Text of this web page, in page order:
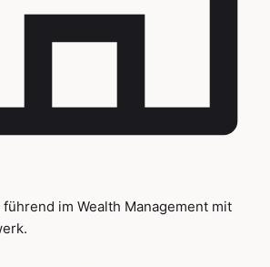
im Wealth Management mit